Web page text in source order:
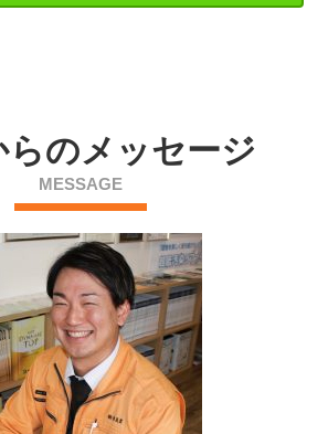
らのメッセージ
MESSAGE